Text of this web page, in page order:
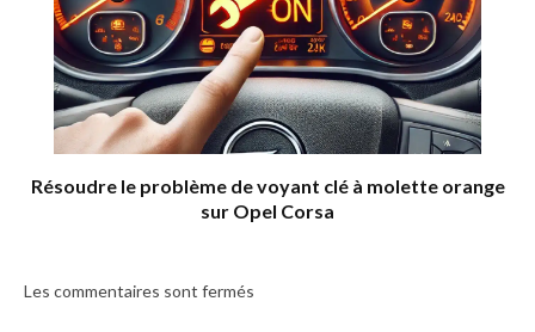
Résoudre le problème de voyant clé à molette orange
sur Opel Corsa
Les commentaires sont fermés